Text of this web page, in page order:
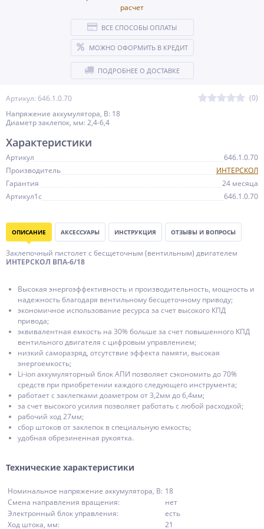
Артикул: 646.1.0.70
(0)
Напряжение аккумулятора, В: 18
Диаметр заклепок, мм: 2,4-6,4
ВСЕ СПОСОБЫ ОПЛАТЫ
МОЖНО ОФОРМИТЬ В КРЕДИТ
ПОДРОБНЕЕ О ДОСТАВКЕ
Характеристики
Артикул
646.1.0.70
Производитель
ИНТЕРСКОЛ
Гарантия
24 месяца
Артикул1c
646.1.0.70
ОПИСАНИЕ АКСЕССУАРЫ ИНСТРУКЦИЯ ОТЗЫВЫ И ВОПРОСЫ
Заклепочный пистолет с бесщеточным (вентильным) двигателем
ИНТЕРСКОЛ ВПА-6/18
Высокая энергоэффективность и производительность, мощность и
надежность благодаря вентильному бесщеточному приводу;
экономичное использование ресурса за счет высокого КПД
привода;
эквивалентная емкость на 30% больше за счет повышенного КПД
вентильного двигателя с цифровым управлением;
низкий саморазряд, отсутствие эффекта памяти, высокая
энергоемкость;
Li-ion аккумуляторный блок АПИ позволяет сэкономить до 70%
средств при приобретении каждого следующего инструмента;
работает с заклепками доаметром от 3,2мм до 6,4мм;
за счет высокого усилия позволяет работать с любой расходкой;
рабочий ход 27мм;
сбор штоков от заклепок в специальную емкость;
удобная обрезиненная рукоятка.
Технические характеристики
Номинальное напряжение аккумулятора, В: 18
Смена направления вращения:
нет
Электронный блок управления:
есть
Ход штока, мм:
21